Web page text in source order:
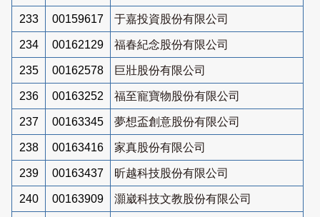
233 00159617 于嘉投資股份有限公司
234 00162129 福春紀念股份有限公司
235 00162578 巨壯股份有限公司
236 00163252 福至寵寶物股份有限公司
237 00163345 夢想盃創意股份有限公司
238 00163416 家真股份有限公司
239 00163437 昕越科技股份有限公司
240 00163909 灝崴科技文教股份有限公司